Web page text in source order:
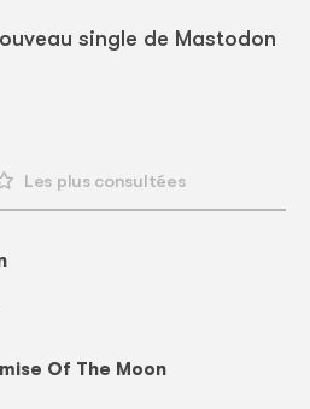
single de Mastodon
Les plus consultées
Of The Moon